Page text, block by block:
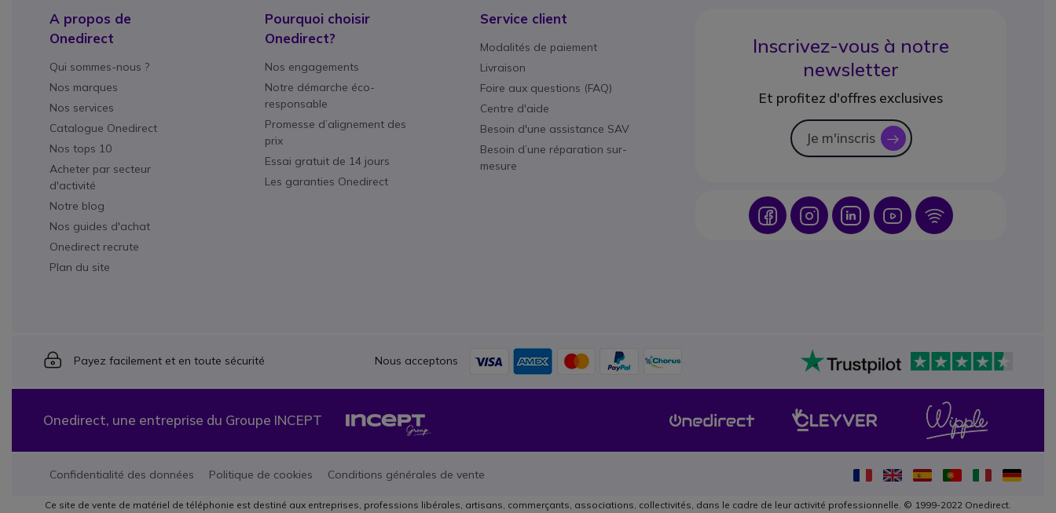
A propos de
Onedirect
Qui sommes-nous ?
Nos marques
Nos services
Catalogue Onedirect
Nos tops 10
Acheter par secteur
d'activité
Notre blog
Nos guides d'achat
Onedirect recrute
Plan du site
Pourquoi choisir
Onedirect?
Nos engagements
Notre démarche éco-
responsable
Promesse d’alignement des
prix
Essai gratuit de 14 jours
Les garanties Onedirect
Service client
Modalités de paiement
Livraison
Foire aux questions (FAQ)
Centre d'aide
Besoin d'une assistance SAV
Besoin d’une réparation sur-
mesure
Inscrivez-vous à notre
newsletter
Et profitez d'offres exclusives
Je m'inscris icon
Icon IconIcon Icon Icon
Icon
Payez facilement et en toute sécurité Nous acceptons
Onedirect, une entreprise du Groupe INCEPT
Confidentialité des données Politique de cookies Conditions générales de vente
Ce site de vente de matériel de téléphonie est destiné aux entreprises, professions libérales, artisans, commerçants, associations, collectivités, dans le cadre de leur activité professionnelle. © 1999-2022 Onedirect.